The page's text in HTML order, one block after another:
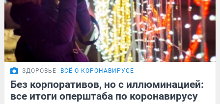
ЗДОРОВЬЕ ВСЁ О КОРОНАВИРУСЕ
Без корпоративов, но с иллюминацией:
все итоги оперштаба по коронавирусу